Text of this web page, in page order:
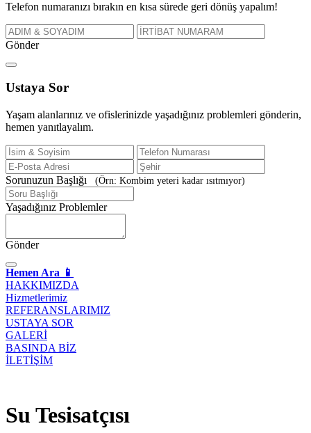
Telefon numaranızı bırakın en kısa sürede geri dönüş yapalım!
Gönder
Ustaya Sor
Yaşam alanlarınız ve ofislerinizde yaşadığınız problemleri gönderin,
hemen yanıtlayalım.
Sorunuzun Başlığı (Örn: Kombim yeteri kadar ısıtmıyor)
Yaşadığınız Problemler
Gönder
Hemen Ara 📱
HAKKIMIZDA
Hizmetlerimiz
REFERANSLARIMIZ
USTAYA SOR
GALERİ
BASINDA BİZ
İLETİŞİM
Su Tesisatçısı